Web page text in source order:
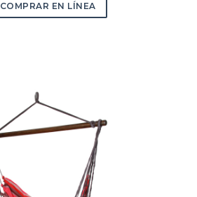
COMPRAR EN LÍNEA